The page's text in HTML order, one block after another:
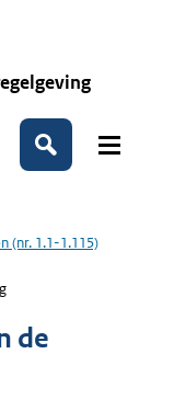
Zoeken
(nr. 1.1-1.115)
de